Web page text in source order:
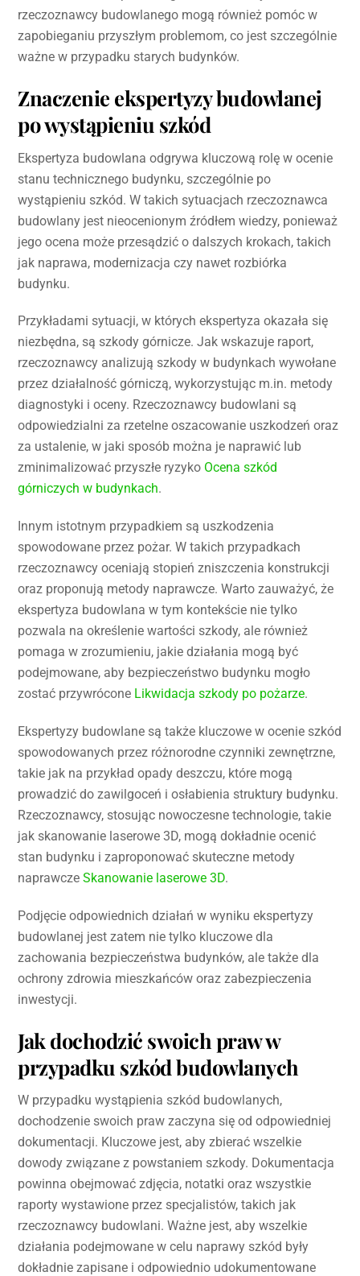
rzeczoznawcy budowlanego mogą również pomóc w
zapobieganiu przyszłym problemom, co jest szczególnie
ważne w przypadku starych budynków.
Znaczenie ekspertyzy budowlanej
po wystąpieniu szkód
Ekspertyza budowlana odgrywa kluczową rolę w ocenie
stanu technicznego budynku, szczególnie po
wystąpieniu szkód. W takich sytuacjach rzeczoznawca
budowlany jest nieocenionym źródłem wiedzy, ponieważ
jego ocena może przesądzić o dalszych krokach, takich
jak naprawa, modernizacja czy nawet rozbiórka
budynku.
Przykładami sytuacji, w których ekspertyza okazała się
niezbędna, są szkody górnicze. Jak wskazuje raport,
rzeczoznawcy analizują szkody w budynkach wywołane
przez działalność górniczą, wykorzystując m.in. metody
diagnostyki i oceny. Rzeczoznawcy budowlani są
odpowiedzialni za rzetelne oszacowanie uszkodzeń oraz
za ustalenie, w jaki sposób można je naprawić lub
zminimalizować przyszłe ryzyko Ocena szkód
górniczych w budynkach.
Innym istotnym przypadkiem są uszkodzenia
spowodowane przez pożar. W takich przypadkach
rzeczoznawcy oceniają stopień zniszczenia konstrukcji
oraz proponują metody naprawcze. Warto zauważyć, że
ekspertyza budowlana w tym kontekście nie tylko
pozwala na określenie wartości szkody, ale również
pomaga w zrozumieniu, jakie działania mogą być
podejmowane, aby bezpieczeństwo budynku mogło
zostać przywrócone Likwidacja szkody po pożarze.
Ekspertyzy budowlane są także kluczowe w ocenie szkód
spowodowanych przez różnorodne czynniki zewnętrzne,
takie jak na przykład opady deszczu, które mogą
prowadzić do zawilgoceń i osłabienia struktury budynku.
Rzeczoznawcy, stosując nowoczesne technologie, takie
jak skanowanie laserowe 3D, mogą dokładnie ocenić
stan budynku i zaproponować skuteczne metody
naprawczeSkanowanie laserowe 3D.
Podjęcie odpowiednich działań w wyniku ekspertyzy
budowlanej jest zatem nie tylko kluczowe dla
zachowania bezpieczeństwa budynków, ale także dla
ochrony zdrowia mieszkańców oraz zabezpieczenia
inwestycji.
Jak dochodzić swoich praw w
przypadku szkód budowlanych
W przypadku wystąpienia szkód budowlanych,
dochodzenie swoich praw zaczyna się od odpowiedniej
dokumentacji. Kluczowe jest, aby zbierać wszelkie
dowody związane z powstaniem szkody. Dokumentacja
powinna obejmować zdjęcia, notatki oraz wszystkie
raporty wystawione przez specjalistów, takich jak
rzeczoznawcy budowlani. Ważne jest, aby wszelkie
działania podejmowane w celu naprawy szkód były
dokładnie zapisane i odpowiednio udokumentowane